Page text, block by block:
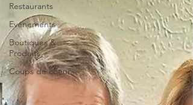
Restaurants
Evénements
Boutiques &
Produits
Coups de coeur